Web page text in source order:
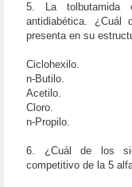
5. La tolbutamida
antidiabética. ¿Cuál
presenta en su
Ciclohexilo.
n-Butilo.
Acetilo.
Cloro.
n-Propilo.
6. ¿Cuál de los
competitivo de la 5